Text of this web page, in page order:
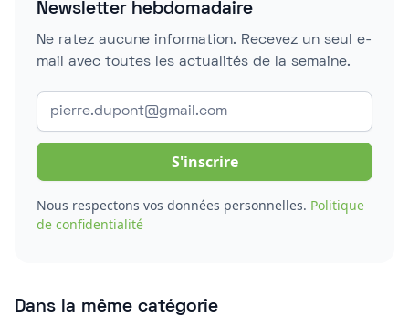
Newsletter hebdomadaire
Ne ratez aucune information. Recevez un seul e-
mail avec toutes les actualités de la semaine.
Nous respectons vos données personnelles. Politique
de confidentialité
Dans la même catégorie